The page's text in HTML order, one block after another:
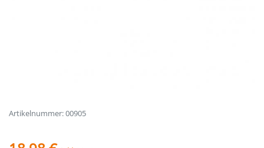
Artikelnummer: 00905